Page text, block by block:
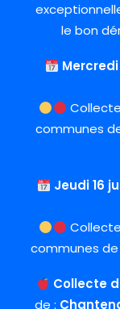
le bon
Mercredi
communes
Jeudi 16
communes de
Collecte
de :